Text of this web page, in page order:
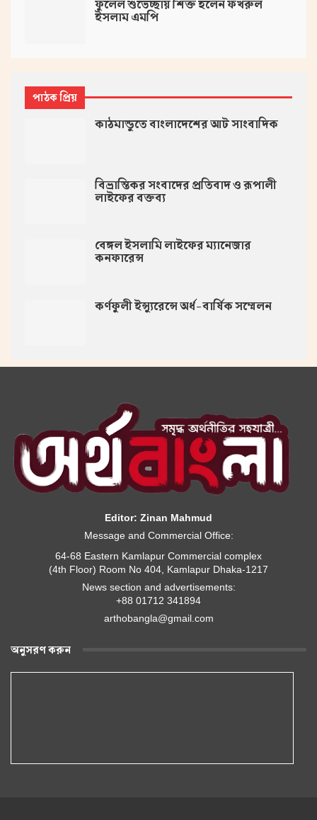
ফুলেল শুভেচ্ছায় শিক্ত হলেন ফখরুল
ইসলাম এমপি
পাঠক প্রিয়
কাঠমান্ডুতে বাংলাদেশের আট সাংবাদিক
বিভ্রান্তিকর সংবাদের প্রতিবাদ ও রূপালী
লাইফের বক্তব্য
বেঙ্গল ইসলামি লাইফের ম্যানেজার
কনফারেন্স
কর্ণফুলী ইন্স্যুরেন্সে অর্ধ-বার্ষিক সম্মেলন
Editor: Zinan Mahmud
Message and Commercial Office:
64-68 Eastern Kamlapur Commercial complex
(4th Floor) Room No 404, Kamlapur Dhaka-1217
News section and advertisements:
+88 01712 341894
arthobangla@gmail.com
অনুসরণ করুন